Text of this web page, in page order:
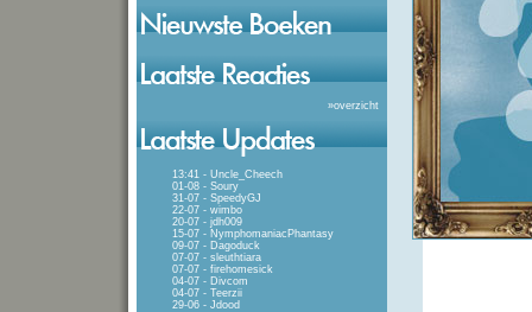
»overzicht
13:41 - Uncle_Cheech
01-08 - Soury
31-07 - SpeedyGJ
22-07 - wimbo
20-07 - jdh009
15-07 - NymphomaniacPhantasy
09-07 - Dagoduck
07-07 - sleuthtiara
07-07 - firehomesick
04-07 - Divcom
04-07 - Teerzii
29-06 - Jdood